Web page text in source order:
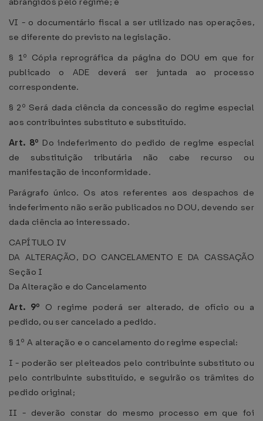
VI - o documentário fiscal a ser utilizado nas operações,
se diferente do previsto na legislação.
§ 1º Cópia reprográfica da página do DOU em que for
publicado o ADE deverá ser juntada ao processo
correspondente.
§ 2º Será dada ciência da concessão do regime especial
aos contribuintes substituto e substituído.
Art. 8º Do indeferimento do pedido de regime especial
de substituição tributária não cabe recurso ou
manifestação de inconformidade.
Parágrafo único. Os atos referentes aos despachos de
indeferimento não serão publicados no DOU, devendo ser
dada ciência ao interessado.
CAPÍTULO IV
DA ALTERAÇÃO, DO CANCELAMENTO E DA CASSAÇÃO
Seção I
Da Alteração e do Cancelamento
Art. 9º O regime poderá ser alterado, de ofício ou a
pedido, ou ser cancelado a pedido.
§ 1º A alteração e o cancelamento do regime especial:
I - poderão ser pleiteados pelo contribuinte substituto ou
pelo contribuinte substituído, e seguirão os trâmites do
pedido original;
II - deverão constar do mesmo processo em que foi